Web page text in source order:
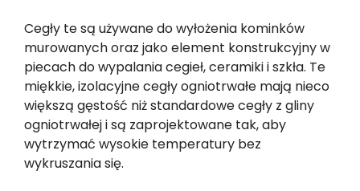
Cegły te są używane do wyłożenia kominków
murowanych oraz jako element konstrukcyjny w
piecach do wypalania cegieł, ceramiki i szkła. Te
miękkie, izolacyjne cegły ogniotrwałe mają nieco
większą gęstość niż standardowe cegły z gliny
ogniotrwałej i są zaprojektowane tak, aby
wytrzymać wysokie temperatury bez
wykruszania się.